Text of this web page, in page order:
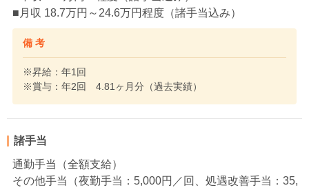
■月収 18.7万円～24.6万円程度（諸手当込み）
備 考
※昇給：年1回
※賞与：年2回 4.81ヶ月分（過去実績）
諸手当
通勤手当（全額支給）
その他手当（夜勤手当：5,000円／回、処遇改善手当：35,